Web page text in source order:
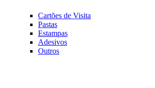
Cartões de Visita
Pastas
Estampas
Adesivos
Outros